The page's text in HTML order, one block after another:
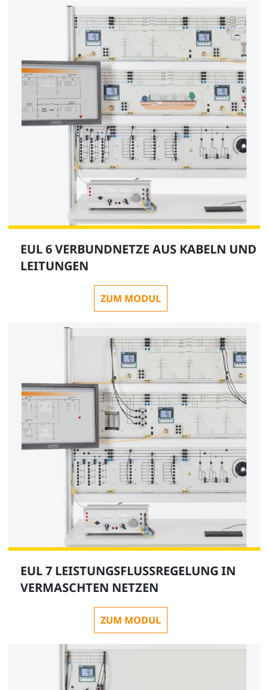
EUL 6 VERBUNDNETZE AUS KABELN UND
LEITUNGEN
ZUM MODUL
EUL 7 LEISTUNGSFLUSSREGELUNG IN
VERMASCHTEN NETZEN
ZUM MODUL